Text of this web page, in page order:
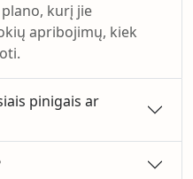
kurį jie
apribojimų, kiek
pinigais ar